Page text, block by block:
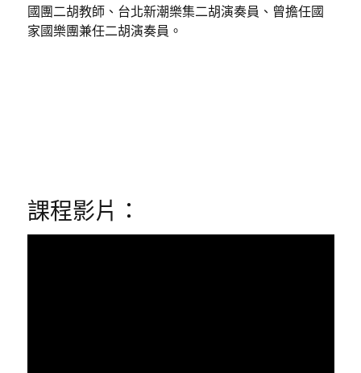
國團二胡教師、台北新潮樂集二胡演奏員、曾擔任國
家國樂團兼任二胡演奏員。
課程影片：